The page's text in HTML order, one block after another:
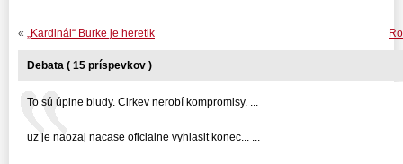
« „Kardinál“ Burke je heretik
Debata ( 15 príspevkov )
To sú úplne bludy. Cirkev nerobí kompromisy. ...
uz je naozaj nacase oficialne vyhlasit konec... ...